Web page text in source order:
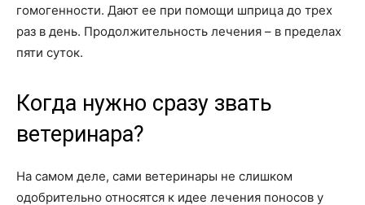
гомогенности. Дают ее при помощи шприца до трех
раз в день. Продолжительность лечения – в пределах
пяти суток.
Когда нужно сразу звать
ветеринара?
На самом деле, сами ветеринары не слишком
одобрительно относятся к идее лечения поносов у